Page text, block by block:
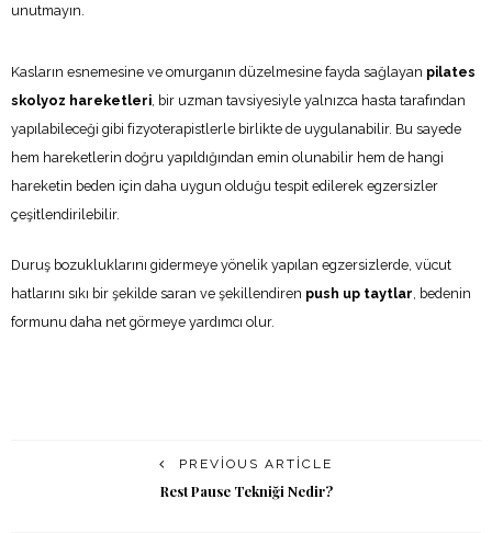
unutmayın.
Kasların esnemesine ve omurganın düzelmesine fayda sağlayan pilates
skolyoz hareketleri , bir uzman tavsiyesiyle yalnızca hasta tarafından
yapılabileceği gibi fizyoterapistlerle birlikte de uygulanabilir. Bu sayede
hem hareketlerin doğru yapıldığından emin olunabilir hem de hangi
hareketin beden için daha uygun olduğu tespit edilerek egzersizler
çeşitlendirilebilir.
Duruş bozukluklarını gidermeye yönelik yapılan egzersizlerde, vücut
hatlarını sıkı bir şekilde saran ve şekillendiren push up taytlar , bedenin
formunu daha net görmeye yardımcı olur.
PREVIOUS ARTICLE
Rest Pause Tekniği Nedir?